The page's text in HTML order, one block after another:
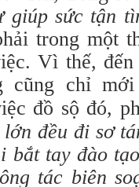
giúp sức tận
trong một
Vì thế,
cũng chỉ
đồ sộ đó,
đều đi sơ
bắt tay đào
tác biên